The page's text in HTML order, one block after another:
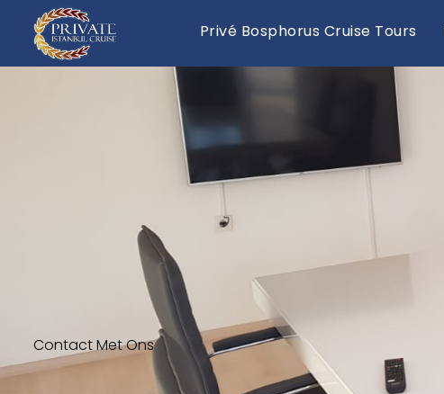
Privé Bosphorus Cruise Tours
Contact Met Ons